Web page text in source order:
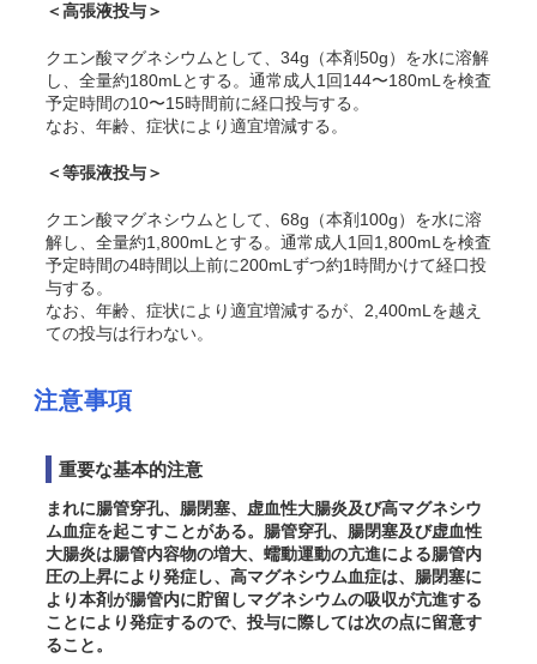
＜高張液投与＞
クエン酸マグネシウムとして、34g（本剤50g）を水に溶解
し、全量約180mLとする。通常成人1回144〜180mLを検査
予定時間の10〜15時間前に経口投与する。
なお、年齢、症状により適宜増減する。
＜等張液投与＞
クエン酸マグネシウムとして、68g（本剤100g）を水に溶
解し、全量約1,800mLとする。通常成人1回1,800mLを検査
予定時間の4時間以上前に200mLずつ約1時間かけて経口投
与する。
なお、年齢、症状により適宜増減するが、2,400mLを越え
ての投与は行わない。
注意事項
重要な基本的注意
まれに腸管穿孔、腸閉塞、虚血性大腸炎及び高マグネシウ
ム血症を起こすことがある。腸管穿孔、腸閉塞及び虚血性
大腸炎は腸管内容物の増大、蠕動運動の亢進による腸管内
圧の上昇により発症し、高マグネシウム血症は、腸閉塞に
より本剤が腸管内に貯留しマグネシウムの吸収が亢進する
ことにより発症するので、投与に際しては次の点に留意す
ること。